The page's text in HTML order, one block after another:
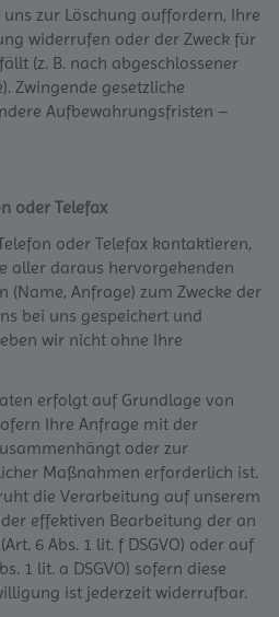
zur Löschung auffordern, Ihre
widerrufen oder der Zweck für
(z. B. nach abgeschlossener
Zwingende gesetzliche
Aufbewahrungsfristen –
oder Telefax
oder Telefax kontaktieren,
aller daraus hervorgehenden
(Name, Anfrage) zum Zwecke der
bei uns gespeichert und
wir nicht ohne Ihre
erfolgt auf Grundlage von
Ihre Anfrage mit der
oder zur
Maßnahmen erforderlich ist.
die Verarbeitung auf unserem
effektiven Bearbeitung der an
6 Abs. 1 lit. f DSGVO) oder auf
1 lit. a DSGVO) sofern diese
ist jederzeit widerrufbar.